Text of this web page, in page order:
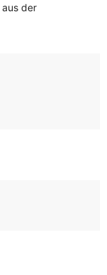
aus der